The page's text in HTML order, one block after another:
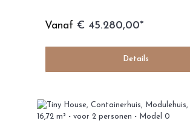
Vanaf € 45.280,00*
Details